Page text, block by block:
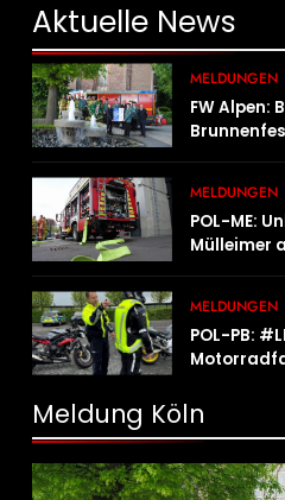
Aktuelle News
MELDUNGEN
FW Alpen:
MELDUNGEN
POL-ME:
Mülleimer
MELDUNGEN
POL-PB:
Meldung Köln